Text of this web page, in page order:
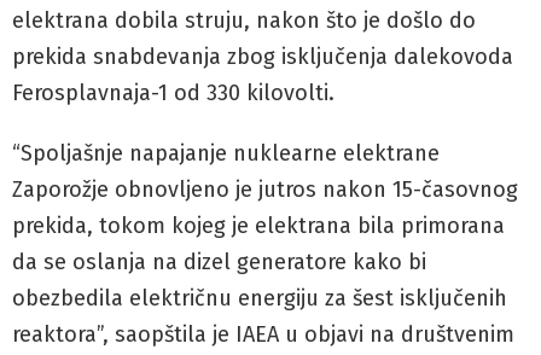
elektrana dobila struju, nakon što je došlo do
prekida snabdevanja zbog isključenja dalekovoda
Ferosplavnaja-1 od 330 kilovolti.
“Spoljašnje napajanje nuklearne elektrane
Zaporožje obnovljeno je jutros nakon 15-časovnog
prekida, tokom kojeg je elektrana bila primorana
da se oslanja na dizel generatore kako bi
obezbedila električnu energiju za šest isključenih
reaktora”, saopštila je IAEA u objavi na društvenim